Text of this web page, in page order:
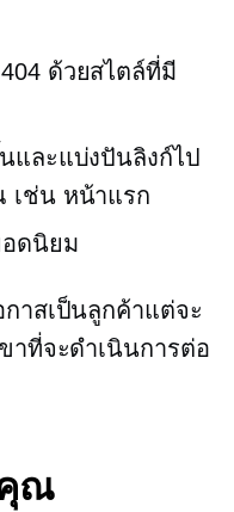
ด้วยสไตล์ที่มี
และแบ่งปันลิงก์ไป
เช่น หน้าแรก
ดนิยม
าสเป็นลูกค้าแต่จะ
าที่จะดำเนินการต่อ
ณ